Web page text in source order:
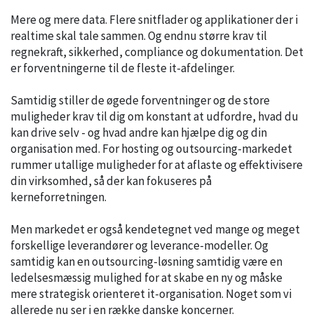
Mere og mere data. Flere snitflader og applikationer der i
realtime skal tale sammen. Og endnu større krav til
regnekraft, sikkerhed, compliance og dokumentation. Det
er forventningerne til de fleste it-afdelinger.
Samtidig stiller de øgede forventninger og de store
muligheder krav til dig om konstant at udfordre, hvad du
kan drive selv - og hvad andre kan hjælpe dig og din
organisation med. For hosting og outsourcing-markedet
rummer utallige muligheder for at aflaste og effektivisere
din virksomhed, så der kan fokuseres på
kerneforretningen.
Men markedet er også kendetegnet ved mange og meget
forskellige leverandører og leverance-modeller. Og
samtidig kan en outsourcing-løsning samtidig være en
ledelsesmæssig mulighed for at skabe en ny og måske
mere strategisk orienteret it-organisation. Noget som vi
allerede nu ser i en række danske koncerner.